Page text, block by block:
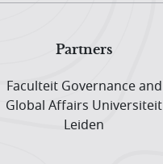
Partners
Faculteit Governance and
Global Affairs Universiteit
Leiden